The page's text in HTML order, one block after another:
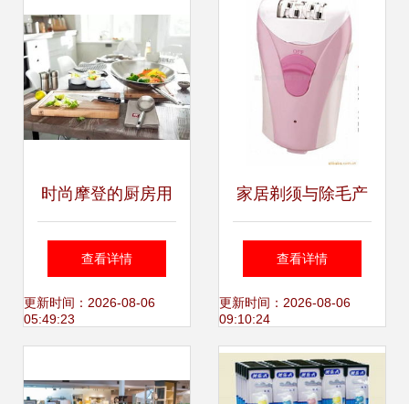
时尚摩登的厨房用
具，就在佛罗伦萨
小镇 点亮家居护理
查看详情
更新时间：2026-08-06
05:49:23
家居剃须与除毛产
品指南 高效护理必
备列表
查看详情
更新时间：2026-08-06
09:10:24